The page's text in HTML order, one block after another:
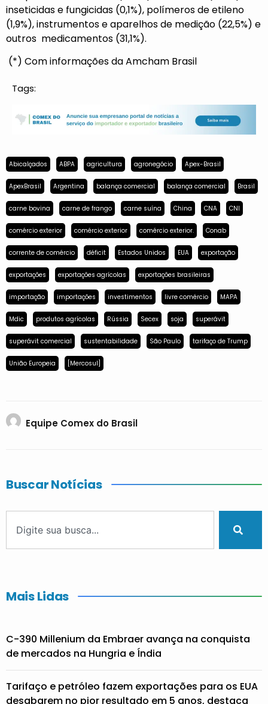
inseticidas e fungicidas (0,1%), polímeros de etileno
(1,9%), instrumentos e aparelhos de medição (22,5%) e
outros medicamentos (31,1%).
(*) Com informações da Amcham Brasil
Tags:
Abicalçados ABPA agricultura agronegócio Apex-Brasil
ApexBrasil Argentina balança comercial balança comercial Brasil
carne bovina carne de frango carne suína China CNA CNI
comércio exterior comércio exterior comércio exterior. Conab
corrente de comércio déficit Estados Unidos EUA exportação
exportações exportações agrícolas exportações brasileiras
importação importações investimentos livre comércio MAPA
Mdic produtos agrícolas Rússia Secex soja superávit
superávit comercial sustentabilidade São Paulo tarifaço de Trump
União Europeia [Mercosul]
Equipe Comex do Brasil
Buscar Notícias
Mais Lidas
C-390 Millenium da Embraer avança na conquista
de mercados na Hungria e Índia
Tarifaço e petróleo fazem exportações para os EUA
desabarem no pior resultado em 5 anos, destaca